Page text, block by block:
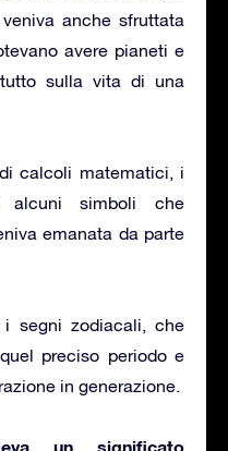
anche sfruttata
avere pianeti e
sulla vita di una
calcoli matematici, i
alcuni simboli che
emanata da parte
segni zodiacali, che
preciso periodo e
in generazione.
un significato